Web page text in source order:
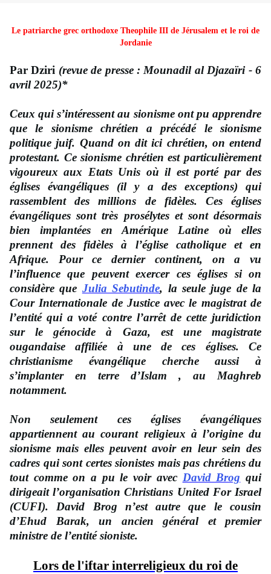
Le patriarche grec orthodoxe Theophile III de Jérusalem et le roi de
Jordanie
Par Dziri (revue de presse : Mounadil al Djazaïri - 6
avril 2025)*
Ceux qui s’intéressent au sionisme ont pu apprendre
que le sionisme chrétien a précédé le sionisme
politique juif. Quand on dit ici chrétien, on entend
protestant. Ce sionisme chrétien est particulièrement
vigoureux aux Etats Unis où il est porté par des
églises évangéliques (il y a des exceptions) qui
rassemblent des millions de fidèles. Ces églises
évangéliques sont très prosélytes et sont désormais
bien implantées en Amérique Latine où elles
prennent des fidèles à l’église catholique et en
Afrique. Pour ce dernier continent, on a vu
l’influence que peuvent exercer ces églises si on
considère que Julia Sebutinde, la seule juge de la
Cour Internationale de Justice avec le magistrat de
l’entité qui a voté contre l’arrêt de cette juridiction
sur le génocide à Gaza, est une magistrate
ougandaise affiliée à une de ces églises. Ce
christianisme évangélique cherche aussi à
s’implanter en terre d’Islam , au Maghreb
notamment.
Non seulement ces églises évangéliques
appartiennent au courant religieux à l’origine du
sionisme mais elles peuvent avoir en leur sein des
cadres qui sont certes sionistes mais pas chrétiens du
tout comme on a pu le voir avec David Brog qui
dirigeait l’organisation Christians United For Israel
(CUFI). David Brog n’est autre que le cousin
d’Ehud Barak, un ancien général et premier
ministre de l’entité sioniste.
Lors de l'iftar interreligieux du roi de